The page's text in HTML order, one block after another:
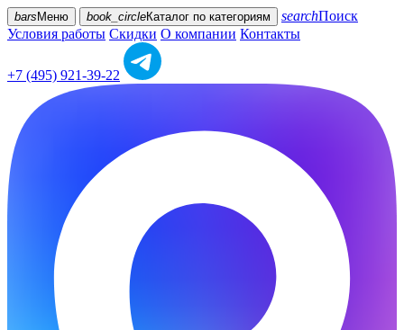
bars Меню book_circleКаталог по категориям searchПоиск
Условия работы Скидки О компании Контакты
+7 (495) 921-39-22